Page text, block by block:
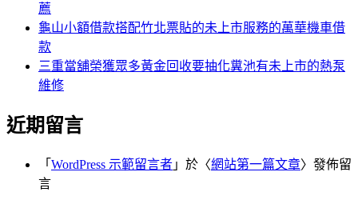
薦
龜山小額借款搭配竹北票貼的未上市服務的萬華機車借
款
三重當舖榮獲眾多黃金回收要抽化糞池有未上市的熱泵
維修
近期留言
「 WordPress 示範留言者 」於〈網站第一篇文章〉發佈留
言